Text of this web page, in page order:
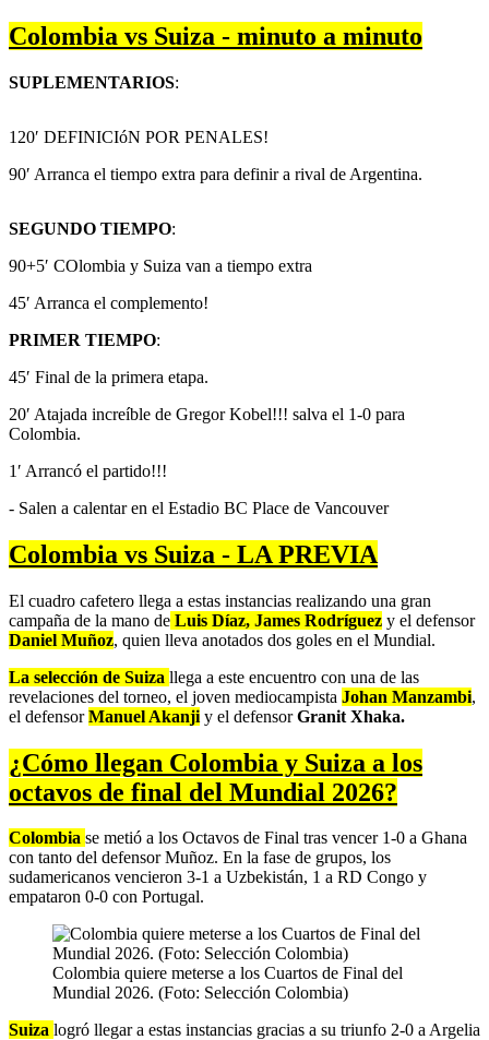
Colombia vs Suiza - minuto a minuto
SUPLEMENTARIOS:
120′ DEFINICIóN POR PENALES!
90′ Arranca el tiempo extra para definir a rival de Argentina.
SEGUNDO TIEMPO:
90+5′ COlombia y Suiza van a tiempo extra
45′ Arranca el complemento!
PRIMER TIEMPO:
45′ Final de la primera etapa.
20′ Atajada increíble de Gregor Kobel!!! salva el 1-0 para
Colombia.
1′ Arrancó el partido!!!
- Salen a calentar en el Estadio BC Place de Vancouver
Colombia vs Suiza - LA PREVIA
El cuadro cafetero llega a estas instancias realizando una gran
campaña de la mano de Luis Díaz, James Rodríguez y el defensor
Daniel Muñoz, quien lleva anotados dos goles en el Mundial.
La selección de Suiza llega a este encuentro con una de las
revelaciones del torneo, el joven mediocampista Johan Manzambi,
el defensorManuel Akanji y el defensorGranit Xhaka.
¿Cómo llegan Colombia y Suiza a los
octavos de final del Mundial 2026?
Colombia se metió a los Octavos de Final tras vencer 1-0 a Ghana
con tanto del defensor Muñoz. En la fase de grupos, los
sudamericanos vencieron 3-1 a Uzbekistán, 1 a RD Congo y
empataron 0-0 con Portugal.
Colombia quiere meterse a los Cuartos de Final del
Mundial 2026. (Foto: Selección Colombia)
Suiza logró llegar a estas instancias gracias a su triunfo 2-0 a Argelia